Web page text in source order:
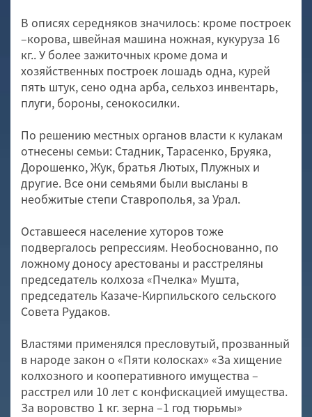
В описях середняков значилось: кроме построек
–корова, швейная машина ножная, кукуруза 16
кг.. У более зажиточных кроме дома и
хозяйственных построек лошадь одна, курей
пять штук, сено одна арба, сельхоз инвентарь,
плуги, бороны, сенокосилки.
По решению местных органов власти к кулакам
отнесены семьи: Стадник, Тарасенко, Бруяка,
Дорошенко, Жук, братья Лютых, Плужных и
другие. Все они семьями были высланы в
необжитые степи Ставрополья, за Урал.
Оставшееся население хуторов тоже
подвергалось репрессиям. Необоснованно, по
ложному доносу арестованы и расстреляны
председатель колхоза «Пчелка» Мушта,
председатель Казаче-Кирпильского сельского
Совета Рудаков.
Властями применялся пресловутый, прозванный
в народе закон о «Пяти колосках» «За хищение
колхозного и кооперативного имущества –
расстрел или 10 лет с конфискацией имущества.
За воровство 1 кг. зерна –1 год тюрьмы»